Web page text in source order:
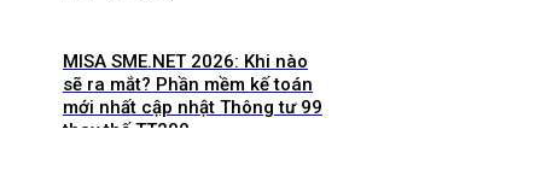
MISA SME.NET 2026: Khi nào
sẽ ra mắt? Phần mềm kế toán
mới nhất cập nhật Thông tư 99
thay thế TT200